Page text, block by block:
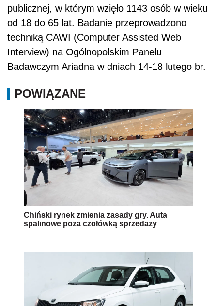
publicznej, w którym wzięło 1143 osób w wieku
od 18 do 65 lat. Badanie przeprowadzono
techniką CAWI (Computer Assisted Web
Interview) na Ogólnopolskim Panelu
Badawczym Ariadna w dniach 14-18 lutego br.
POWIĄZANE
Chiński rynek zmienia zasady gry. Auta
spalinowe poza czołówką sprzedaży